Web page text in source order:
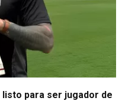
listo para ser jugador de